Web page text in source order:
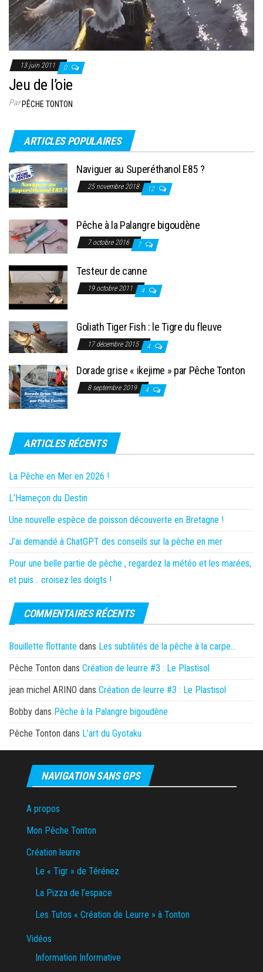
13 juin 2011 0
Jeu de l’oie
ParPÊCHE TONTON
ARTICLES POPULAIRES
Naviguer au Superéthanol E85 ?
25 novembre 2018 12
Pêche à la Palangre bigoudène
7 octobre 2016 7
Testeur de canne
19 octobre 2011 4
Goliath Tiger Fish : le Tigre du fleuve
17 décembre 2015 4
Dorade grise « ikejime » par Pêche Tonton
8 septembre 2019 4
ARTICLES RÉCENTS
La Pêche en Mer en 2026 !
L’Hameçon du Destin
Une nouvelle espèce de poisson découverte en Bretagne !
J’ai demandé à ChatGPT des conseils sur la pêche en mer
Pour une belle partie de pêche , regardez la météo et les marées,
et puis… croisez les doigts !
COMMENTAIRES RÉCENTS
Bouillette flottante dans Les subtilités de la pêche à la carpe…
Pêche Tonton dans Création de leurre #3 : Le Plastisol
jean michel ARINO dans Création de leurre #3 : Le Plastisol
Bobby dans Pêche à la Palangre bigoudène
Pêche Tonton dans L’art du Gyotaku
NAVIGATION SANS GPS
A propos
Mon Pêche Tonton
Création leurre
Le « Tigr » de Térénez
La Pizza de l’espace
Les Tutos « Création de Leurre » à Tonton
Vidéos
Information Informative